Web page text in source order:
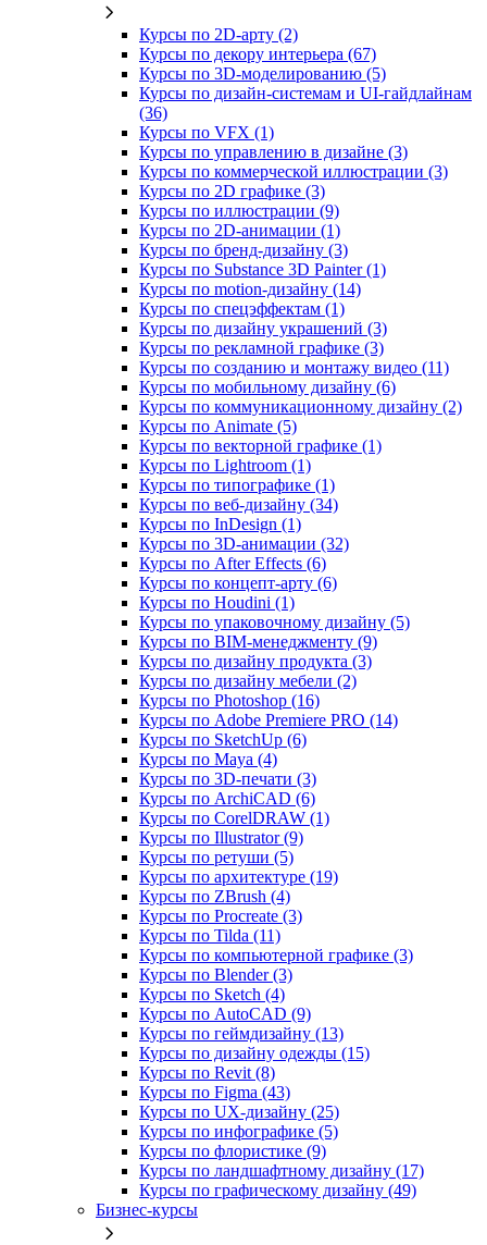
Курсы по 2D‑арту (2)
Курсы по декору интерьера (67)
Курсы по 3D‑моделированию (5)
Курсы по дизайн-системам и UI-гайдлайнам
(36)
Курсы по VFX (1)
Курсы по управлению в дизайне (3)
Курсы по коммерческой иллюстрации (3)
Курсы по 2D графике (3)
Курсы по иллюстрации (9)
Курсы по 2D‑анимации (1)
Курсы по бренд‑дизайну (3)
Курсы по Substance 3D Painter (1)
Курсы по motion-дизайну (14)
Курсы по спецэффектам (1)
Курсы по дизайну украшений (3)
Курсы по рекламной графике (3)
Курсы по созданию и монтажу видео (11)
Курсы по мобильному дизайну (6)
Курсы по коммуникационному дизайну (2)
Курсы по Animate (5)
Курсы по векторной графике (1)
Курсы по Lightroom (1)
Курсы по типографике (1)
Курсы по веб‑дизайну (34)
Курсы по InDesign (1)
Курсы по 3D‑анимации (32)
Курсы по After Effects (6)
Курсы по концепт‑арту (6)
Курсы по Houdini (1)
Курсы по упаковочному дизайну (5)
Курсы по BIM‑менеджменту (9)
Курсы по дизайну продукта (3)
Курсы по дизайну мебели (2)
Курсы по Photoshop (16)
Курсы по Adobe Premiere PRO (14)
Курсы по SketchUp (6)
Курсы по Maya (4)
Курсы по 3D-печати (3)
Курсы по ArchiCAD (6)
Курсы по CorelDRAW (1)
Курсы по Illustrator (9)
Курсы по ретуши (5)
Курсы по архитектуре (19)
Курсы по ZBrush (4)
Курсы по Procreate (3)
Курсы по Tilda (11)
Курсы по компьютерной графике (3)
Курсы по Blender (3)
Курсы по Sketch (4)
Курсы по AutoCAD (9)
Курсы по геймдизайну (13)
Курсы по дизайну одежды (15)
Курсы по Revit (8)
Курсы по Figma (43)
Курсы по UX‑дизайну (25)
Курсы по инфографике (5)
Курсы по флористике (9)
Курсы по ландшафтному дизайну (17)
Курсы по графическому дизайну (49)
Бизнес-курсы